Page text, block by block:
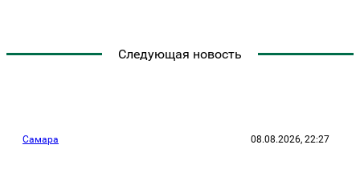
Следующая новость
Самара 08.08.2026, 22:27